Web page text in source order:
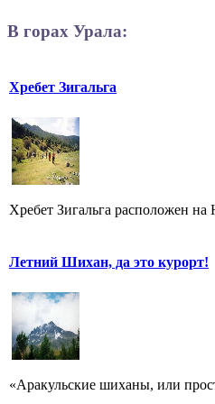
В горах Урала:
Хребет Зигальга
Хребет Зигальга расположен
Летний Шихан, да это курорт!
«Аракульские шиханы, или